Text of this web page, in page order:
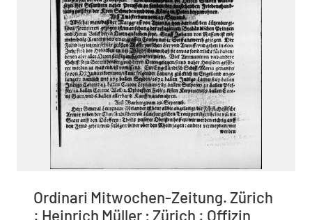
Ordinari Mitwochen-Zeitung. Zürich
: Heinrich Müller ; Zürich : Offizin